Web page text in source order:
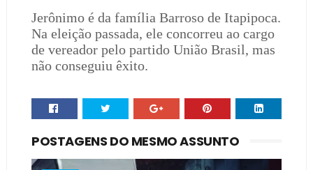
Jerônimo é da família Barroso de Itapipoca.
Na eleição passada, ele concorreu ao cargo
de vereador pelo partido União Brasil, mas
não conseguiu êxito.
POSTAGENS DO MESMO ASSUNTO